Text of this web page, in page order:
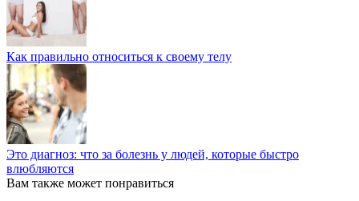
Как правильно относиться к своему телу
Это диагноз: что за болезнь у людей, которые быстро
влюбляются
Вам также может понравиться